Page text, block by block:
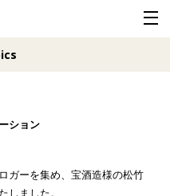
ション
ガーを集め、宝酒造様の松竹
ました。